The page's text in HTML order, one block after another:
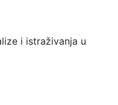
i istraživanja u